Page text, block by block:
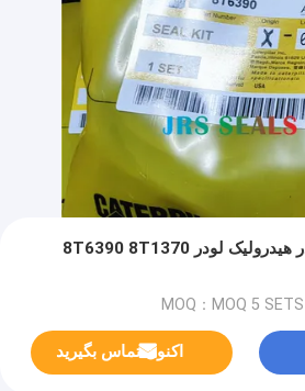
کیت‌های آب‌بندی سیلندر هیدرولیک لودر 8T6390 8T1370
MOQ：MOQ 5 SETS
اکنون تماس بگیرید